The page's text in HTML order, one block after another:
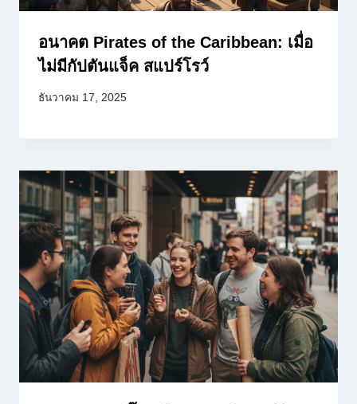
อนาคต Pirates of the Caribbean: เมื่อ
ไม่มีกัปตันแจ็ค สแปร์โรว์
ธันวาคม 17, 2025